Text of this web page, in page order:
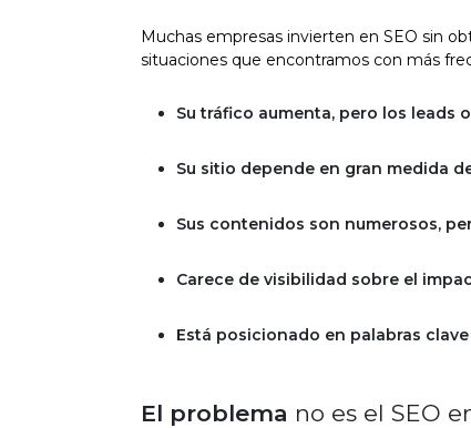
Muchas empresas invierten en SEO sin
situaciones que encontramos con más
Su tráfico aumenta, pero los leads
Su sitio depende en gran medida
Sus contenidos son numerosos,
Carece de visibilidad sobre el
El problema no es el SEO
Está posicionado en palabras